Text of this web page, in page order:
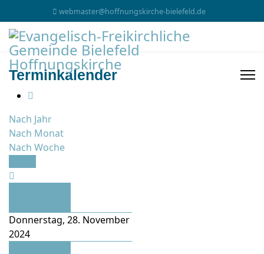
webmaster@hoffnungskirche-bielefeld.de
Terminkalender
Nach Jahr
Nach Monat
Nach Woche
Donnerstag, 28. November
2024